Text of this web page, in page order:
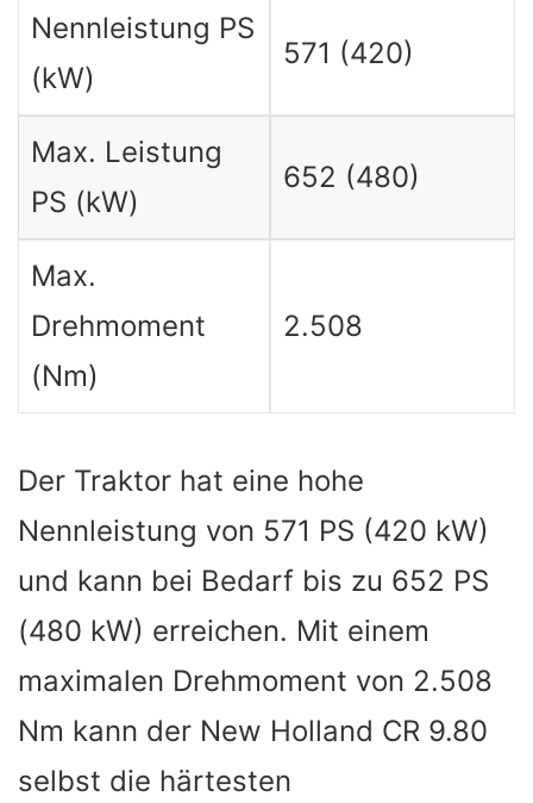
Nennleistung PS
(kW)
571 (420)
Max. Leistung
PS (kW)
652 (480)
Max.
Drehmoment
(Nm)
2.508
Der Traktor hat eine hohe
Nennleistung von 571 PS (420 kW)
und kann bei Bedarf bis zu 652 PS
(480 kW) erreichen. Mit einem
maximalen Drehmoment von 2.508
Nm kann der New Holland CR 9.80
selbst die härtesten